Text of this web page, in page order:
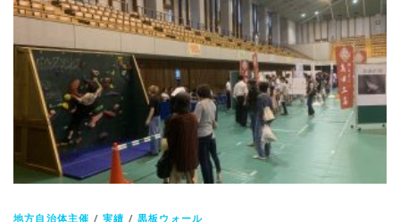
地方自治体主催 /実績 /黒板ウォール